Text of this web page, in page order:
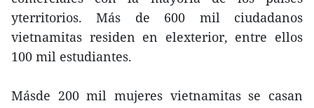
yterritorios. Más de 600 mil ciudadanos
vietnamitas residen en elexterior, entre ellos
100 mil estudiantes.
Másde 200 mil mujeres vietnamitas se casan